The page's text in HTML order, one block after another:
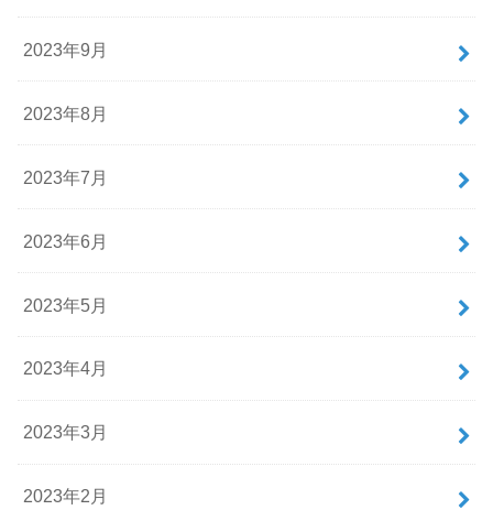
2023年9月
2023年8月
2023年7月
2023年6月
2023年5月
2023年4月
2023年3月
2023年2月